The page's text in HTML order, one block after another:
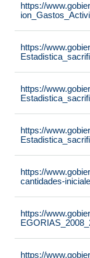
https://
https://
https://
https://
https://
cantidades-
https://
https://